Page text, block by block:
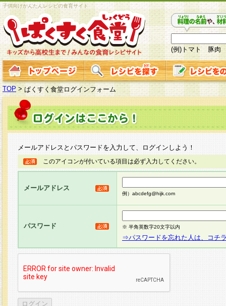
子供向けかんたんレシピの食育サイト
(例)トマト 豚肉
TOP > ぱくすく食堂ログインフォーム
メールアドレスとパスワードを入力して、ログインしよう！
このアイコンが付いている項目は必ず入力してください。
メールアドレス
例）abcdefg@hijk.com
パスワード ※ 半角英数字20文字以内
⇒パスワードを忘れた人は、コチ